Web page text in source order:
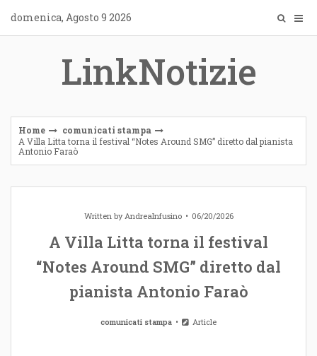
content
domenica, Agosto 9 2026
LinkNotizie
Home
comunicati stampa
A Villa Litta torna il festival “Notes Around SMG” diretto dal pianista
Antonio Faraò
Written byAndreaInfusino 06/20/2026
A Villa Litta torna il festival
“Notes Around SMG” diretto dal
pianista Antonio Faraò
comunicati stampa Article